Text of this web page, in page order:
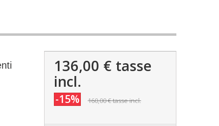
136,00 € tasse
incl.
-15% 160,00 €tasse incl.